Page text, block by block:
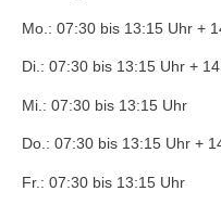
Mo.: 07:30 bis 13:15 Uhr +
Di.: 07:30 bis 13:15 Uhr +
Mi.: 07:30 bis 13:15 Uhr
Do.: 07:30 bis 13:15 Uhr +
Fr.: 07:30 bis 13:15 Uhr